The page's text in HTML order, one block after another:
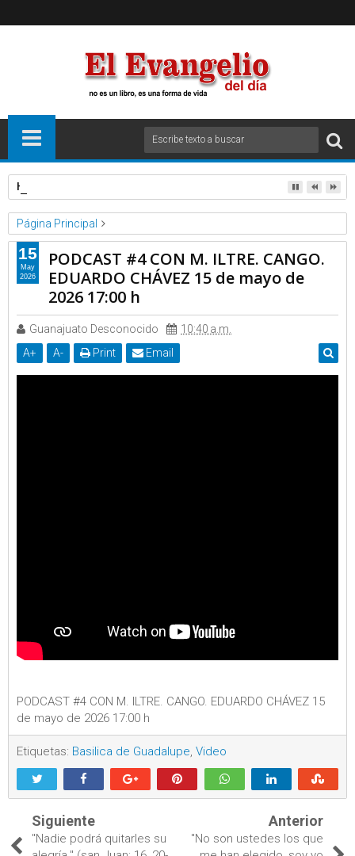
HORA TERCIA- SÁBADO 14 NOVIEMBRE DE 2020
Página Principal
Basilica de Guadalupe
Video
PODCAST #4 CON M. ILTRE. CANGO. EDUARDO CHÁVEZ 15 de
mayo de 2026 17:00 h
PODCAST #4 CON M. ILTRE. CANGO.
EDUARDO CHÁVEZ 15 de mayo de
2026 17:00 h
Guanajuato Desconocido
10:40 a.m.
A+ A- Print Email
PODCAST #4 CON M. ILTRE. CANGO. EDUARDO CHÁVEZ 15
de mayo de 2026 17:00 h
Etiquetas: Basilica de Guadalupe, Video
15
May
2026
Siguiente
"Nadie podrá quitarles su
Anterior
"No son ustedes los que